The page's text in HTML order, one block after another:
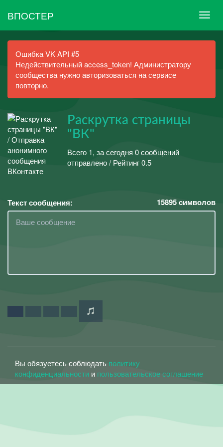
ВПОСТЕР
Ошибка VK API #5
Недействительный access_token! Администратору
сообщества нужно авторизоваться на сервисе
повторно.
Раскрутка страницы
"ВК"
Всего 1, за сегодня 0 сообщений
отправлено / Рейтинг 0.5
Текст сообщения: 15895символов
Вы обязуетесь соблюдать политику
конфиденциальности и пользовательское соглашение